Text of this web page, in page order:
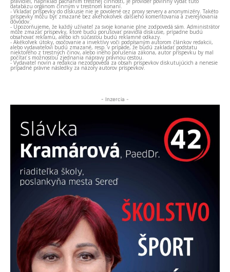
databázu orgánom činným v trestnom konaní.
- Vkladať príspevky do diskusie nie je povolené cez proxy servery a anonymizéry. Takéto
príspevky môžu byť zmazané bez akéhokoľvek ďalšieho komentovania a zverejňovania
dôvodov.
- Upozorňujeme, že každý užívateľ za svoje konanie plne zodpovedá sám. Administrátor
môže zmazať príspevky, ktoré budú porušovať pravidlá diskusie, prípadne budú
obsahovať reklamu, alebo ich súčasťou budú reklamné odkazy.
- Akékoľvek útoky, osočovanie a invektívy voči podpísaným autorom článkov redakcii,
alebo vydavateľovi budú zmazané, resp. v prípade, že budú zakladať podstatu
niektorého z trestných činov, alebo iného porušenia zákona, autor príspevku by mal
počítať s možnosťou zjednania nápravy právnou cestou.
- Vydavateľ novín a redakcia nezodpovedá za obsah príspevkov diskutujúcich a nenesie
prípadné právne následky za názory autorov príspevkov.
- Inzercia -